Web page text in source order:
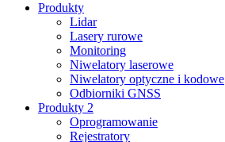
Produkty
Lidar
Lasery rurowe
Monitoring
Niwelatory laserowe
Niwelatory optyczne i kodowe
Odbiorniki GNSS
Produkty 2
Oprogramowanie
Rejestratory